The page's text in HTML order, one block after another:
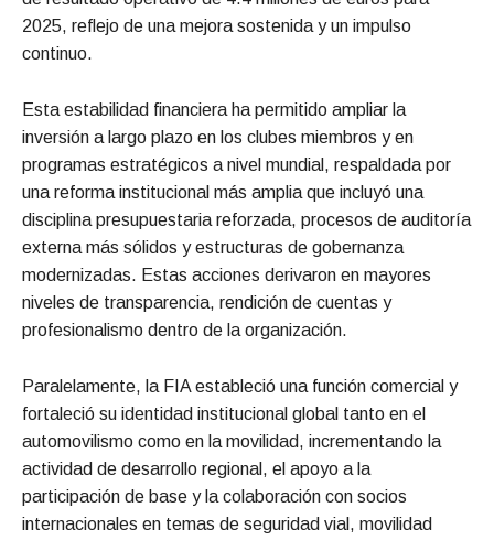
2025, reflejo de una mejora sostenida y un impulso
continuo.
Esta estabilidad financiera ha permitido ampliar la
inversión a largo plazo en los clubes miembros y en
programas estratégicos a nivel mundial, respaldada por
una reforma institucional más amplia que incluyó una
disciplina presupuestaria reforzada, procesos de auditoría
externa más sólidos y estructuras de gobernanza
modernizadas. Estas acciones derivaron en mayores
niveles de transparencia, rendición de cuentas y
profesionalismo dentro de la organización.
Paralelamente, la FIA estableció una función comercial y
fortaleció su identidad institucional global tanto en el
automovilismo como en la movilidad, incrementando la
actividad de desarrollo regional, el apoyo a la
participación de base y la colaboración con socios
internacionales en temas de seguridad vial, movilidad